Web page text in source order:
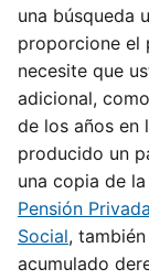
una búsqueda
proporcione el
necesite que
adicional,
de los años en
producido un
una copia de la
Pensión
Social,
acumulado